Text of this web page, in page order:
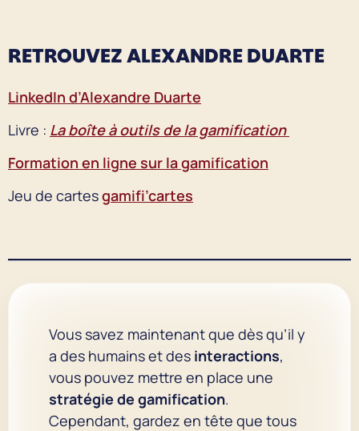
RETROUVEZ ALEXANDRE DUARTE
LinkedIn d’Alexandre Duarte
Livre : La boîte à outils de la gamification
Formation en ligne sur la gamification
Jeu de cartesgamifi’cartes
Vous savez maintenant que dès qu’il y
a des humains et des interactions,
vous pouvez mettre en place une
stratégie de gamification.
Cependant, gardez en tête que tous